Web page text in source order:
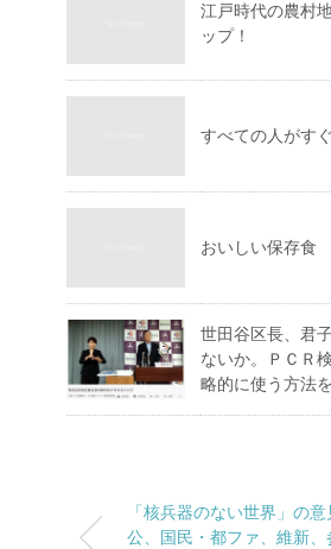
江戸時代の農村
ップ！
すべての人がす
おいしい保存食
世田谷区長、君
ないか。ＰＣＲ
略的に使う方法
「核兵器のない世界」の意
公、国民・都ファ、維新